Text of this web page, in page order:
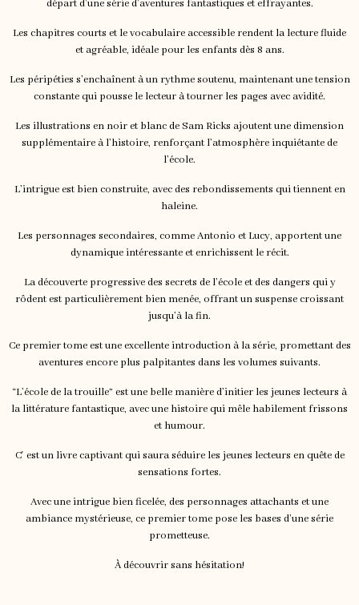
départ d’une série d’aventures fantastiques et effrayantes.
Les chapitres courts et le vocabulaire accessible rendent la lecture fluide
et agréable, idéale pour les enfants dès 8 ans.
Les péripéties s’enchaînent à un rythme soutenu, maintenant une tension
constante qui pousse le lecteur à tourner les pages avec avidité.
Les illustrations en noir et blanc de Sam Ricks ajoutent une dimension
supplémentaire à l’histoire, renforçant l’atmosphère inquiétante de
l’école.
L’intrigue est bien construite, avec des rebondissements qui tiennent en
haleine.
Les personnages secondaires, comme Antonio et Lucy, apportent une
dynamique intéressante et enrichissent le récit.
La découverte progressive des secrets de l’école et des dangers qui y
rôdent est particulièrement bien menée, offrant un suspense croissant
jusqu’à la fin.
Ce premier tome est une excellente introduction à la série, promettant des
aventures encore plus palpitantes dans les volumes suivants.
“L’école de la trouille” est une belle manière d’initier les jeunes lecteurs à
la littérature fantastique, avec une histoire qui mêle habilement frissons
et humour.
C' est un livre captivant qui saura séduire les jeunes lecteurs en quête de
sensations fortes.
Avec une intrigue bien ficelée, des personnages attachants et une
ambiance mystérieuse, ce premier tome pose les bases d’une série
prometteuse.
À découvrir sans hésitation!